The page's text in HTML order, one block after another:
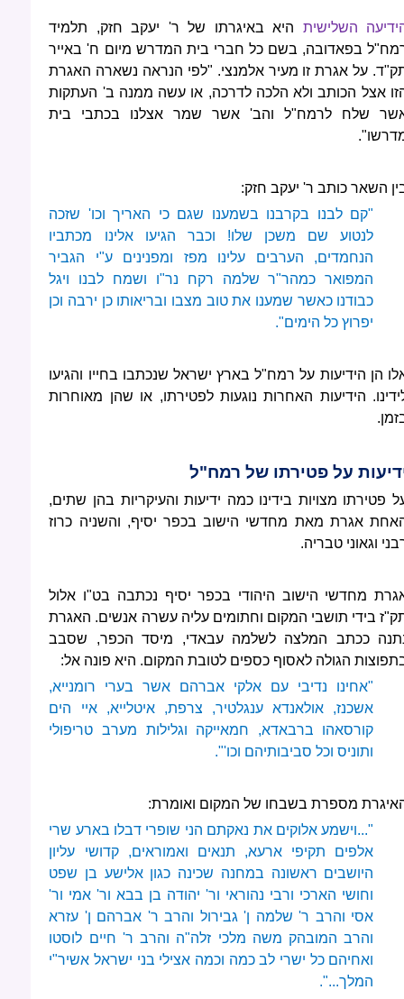
השלישית היא באיגרתו של ר' יעקב חזק, תלמיד
בפאדובה, בשם כל חברי בית המדרש מיום ח' באייר
על אגרת זו מעיר אלמנצי. "לפי הנראה נשארה האגרת
אצל הכותב ולא הלכה לדרכה, או עשה ממנה ב' העתקות
שלח לרמח"ל והב' אשר שמר אצלנו בכתבי בית
השאר כותב ר' יעקב חזק:
"קם לבנו בקרבנו בשמענו שגם כי האריך וכו' שזכה
לנטוע שם משכן שלו! וכבר הגיעו אלינו מכתביו
הנחמדים, הערבים עלינו מפז ומפנינים ע"י הגביר
המפואר כמהר"ר שלמה רקח נר"ו ושמח לבנו ויגל
כבודנו כאשר שמענו את טוב מצבו ובריאותו כן ירבה וכן
יפרוץ כל הימים".
הן הידיעות על רמח"ל בארץ ישראל שנכתבו בחייו והגיעו
הידיעות האחרות נוגעות לפטירתו, או שהן מאוחרות
על פטירתו של רמח"ל
פטירתו מצויות בידינו כמה ידיעות והעיקריות בהן שתים,
אגרת מאת מחדשי הישוב בכפר יסיף, והשניה כרוז
וגאוני טבריה.
מחדשי הישוב היהודי בכפר יסיף נכתבה בט"ו אלול
בידי תושבי המקום וחתומים עליה עשרה אנשים. האגרת
ככתב המלצה לשלמה עבאדי, מיסד הכפר, שסבב
הגולה לאסוף כספים לטובת המקום. היא פונה אל:
"אחינו נדיבי עם אלקי אברהם אשר בערי רומנייא,
אשכנז, אולאנדא ענגלטיר, צרפת, איטלייא, איי הים
קורסאהו ברבאדא, חמאייקה וגלילות מערב טריפולי
ותוניס וכל סביבותיהם וכו'".
מספרת בשבחו של המקום ואומרת:
"...וישמע אלוקים את נאקתם הני שופרי דבלו בארע שרי
אלפים תקיפי ארעא, תנאים ואמוראים, קדושי עליון
היושבים ראשונה במחנה שכינה כגון אלישע בן שפט
וחושי הארכי ורבי נהוראי ור' יהודה בן בבא ור' אמי ור'
אסי והרב ר' שלמה ן' גבירול והרב ר' אברהם ן' עזרא
והרב המובהק משה מלכי זלה"ה והרב ר' חיים לוסטו
ואחיהם כל ישרי לב כמה וכמה אצילי בני ישראל אשיר"י
המלך...".